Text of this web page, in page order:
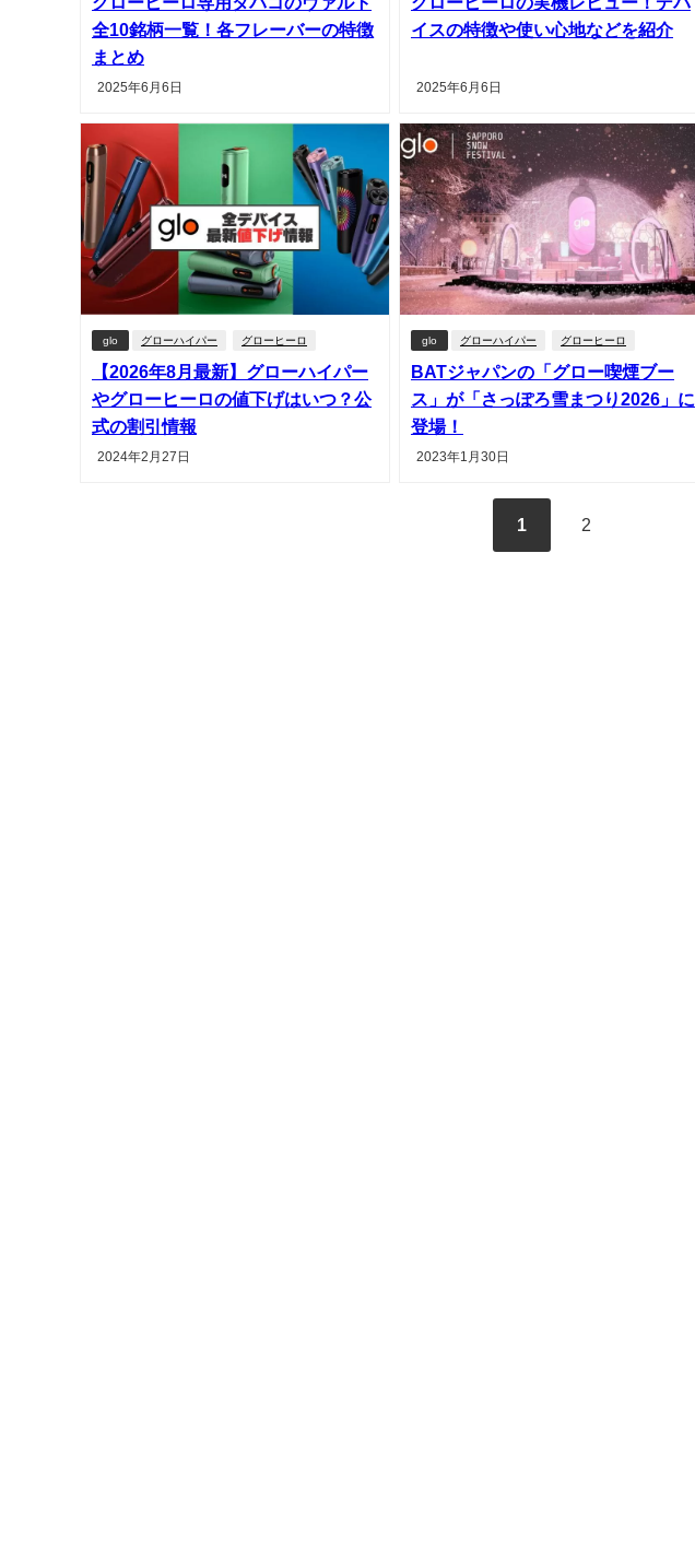
全10銘柄一覧！各フレーバーの特徴
まとめ
2025年6月6日
イスの特徴や使い心地などを紹介
2025年6月6日
glo グローハイパー グローヒーロ
【2026年8月最新】グローハイパー
やグローヒーロの値下げはいつ？公
式の割引情報
2024年2月27日
glo グローハイパー グローヒーロ
BATジャパンの「グロー喫煙ブー
ス」が「さっぽろ雪まつり2026」に
登場！
2023年1月30日
1 2